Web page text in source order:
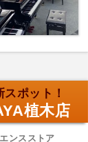
ポット！
植木店
ンスストア